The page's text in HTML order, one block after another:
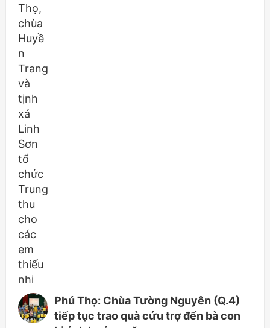
Phú Thọ: Chùa Tường Nguyên (Q.4)
tiếp tục trao quà cứu trợ đến bà con